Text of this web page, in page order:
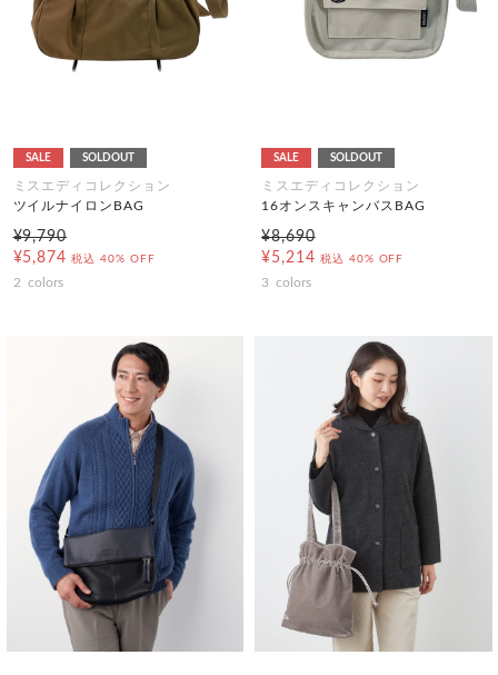
SALE SOLDOUT
ミスエディコレクション
ツイルナイロンBAG
¥9,790
¥5,874 税込 40% OFF
2 colors
SALE SOLDOUT
ミスエディコレクション
16オンスキャンバスBAG
¥8,690
¥5,214 税込 40% OFF
3 colors